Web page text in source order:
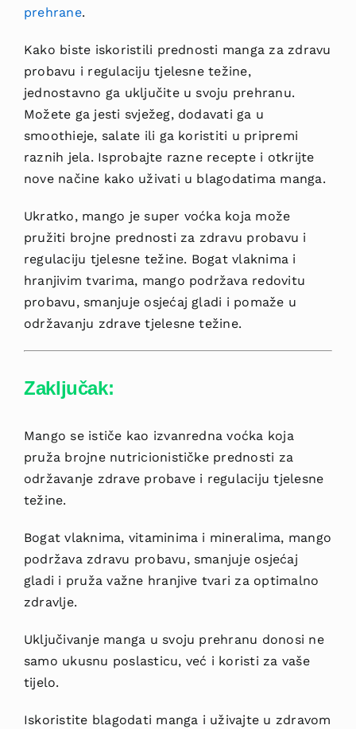
prehrane.
Kako biste iskoristili prednosti manga za zdravu
probavu i regulaciju tjelesne težine,
jednostavno ga uključite u svoju prehranu.
Možete ga jesti svježeg, dodavati ga u
smoothieje, salate ili ga koristiti u pripremi
raznih jela. Isprobajte razne recepte i otkrijte
nove načine kako uživati u blagodatima manga.
Ukratko, mango je super voćka koja može
pružiti brojne prednosti za zdravu probavu i
regulaciju tjelesne težine. Bogat vlaknima i
hranjivim tvarima, mango podržava redovitu
probavu, smanjuje osjećaj gladi i pomaže u
održavanju zdrave tjelesne težine.
Zaključak:
Mango se ističe kao izvanredna voćka koja
pruža brojne nutricionističke prednosti za
održavanje zdrave probave i regulaciju tjelesne
težine.
Bogat vlaknima, vitaminima i mineralima, mango
podržava zdravu probavu, smanjuje osjećaj
gladi i pruža važne hranjive tvari za optimalno
zdravlje.
Uključivanje manga u svoju prehranu donosi ne
samo ukusnu poslasticu, već i koristi za vaše
tijelo.
Iskoristite blagodati manga i uživajte u zdravom